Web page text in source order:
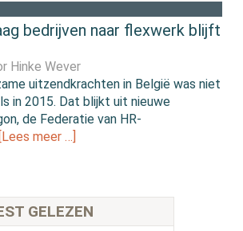
bedrijven naar flexwerk blijft
Hinke Wever
uitzendkrachten in België was niet
in 2015. Dat blijkt uit nieuwe
de Federatie van HR-
[Lees meer …]
GELEZEN